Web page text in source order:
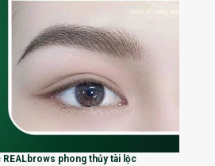
phong thủy tài lộc